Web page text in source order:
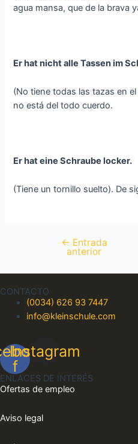
agua mansa, que de la brava
Er hat nicht alle Tassen im
(No tiene todas las tazas en
no está del todo cuerdo.
Er hat eine Schraube locker.
(Tiene un tornillo suelto). De
← Entrada
anterior
CONTACTO
(0034) 626 93 7447
info@kleinschule.com
f
Instagram
ENLACES DE INTERÉS
Ofertas de empleo
Aviso legal